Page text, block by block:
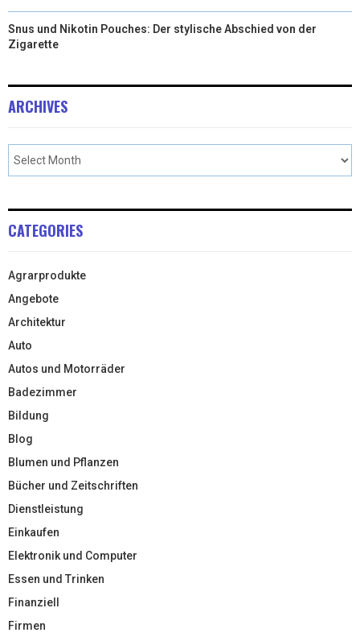
Snus und Nikotin Pouches: Der stylische Abschied von der
Zigarette
ARCHIVES
CATEGORIES
Agrarprodukte
Angebote
Architektur
Auto
Autos und Motorräder
Badezimmer
Bildung
Blog
Blumen und Pflanzen
Bücher und Zeitschriften
Dienstleistung
Einkaufen
Elektronik und Computer
Essen und Trinken
Finanziell
Firmen